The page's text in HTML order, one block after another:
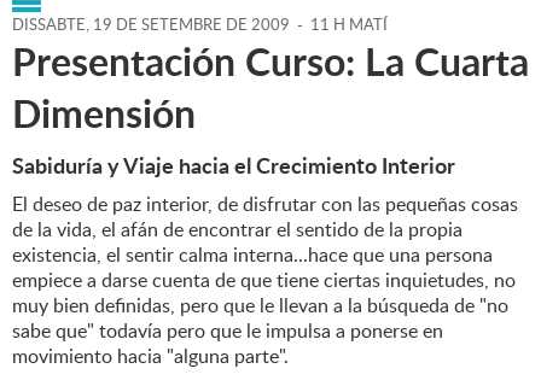
DISSABTE, 19 DE SETEMBRE DE 2009 - 11 H MATÍ
Presentación Curso: La Cuarta
Dimensión
Sabiduría y Viaje hacia el Crecimiento Interior
El deseo de paz interior, de disfrutar con las pequeñas cosas
de la vida, el afán de encontrar el sentido de la propia
existencia, el sentir calma interna...hace que una persona
empiece a darse cuenta de que tiene ciertas inquietudes, no
muy bien definidas, pero que le llevan a la búsqueda de "no
sabe que" todavía pero que le impulsa a ponerse en
movimiento hacia "alguna parte".